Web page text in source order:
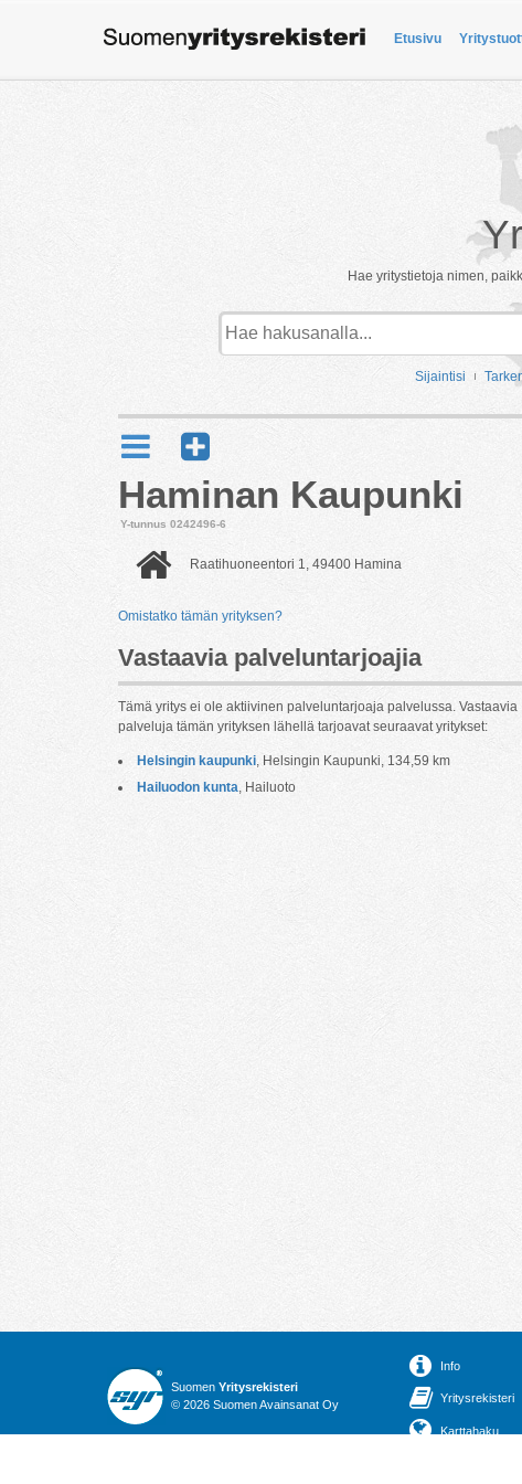
Etusivu
Hae yritystietoja nimen,
Sijaintisi
Haminan Kaupunki
Y-tunnus 0242496-6
Raatihuoneentori 1, 49400 Hamina
Omistatko tämän yrityksen?
Vastaavia palveluntarjoajia
Tämä yritys ei ole aktiivinen palveluntarjoaja palvelussa. Vastaavia
palveluja tämän yrityksen lähellä tarjoavat seuraavat yritykset:
Helsingin kaupunki, Helsingin Kaupunki, 134,59 km
Hailuodon kunta, Hailuoto
Suomen Yritysrekisteri
© 2026 Suomen Avainsanat Oy
Info
Yritysrekisteri
Karttahaku